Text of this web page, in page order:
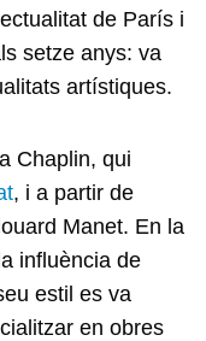
de París i
setze anys: va
artístiques.
Chaplin, qui
, i a partir de
Manet. En la
influència de
estil es va
en obres